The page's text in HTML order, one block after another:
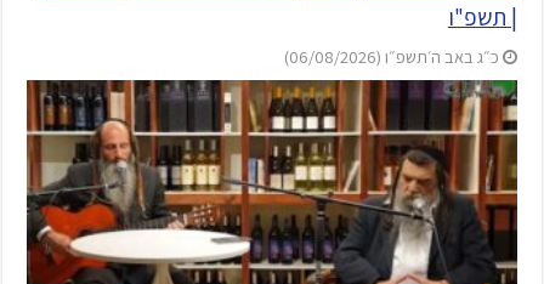
| תשפ"ו
כ״ג באב ה׳תשפ״ו (06/08/2026)